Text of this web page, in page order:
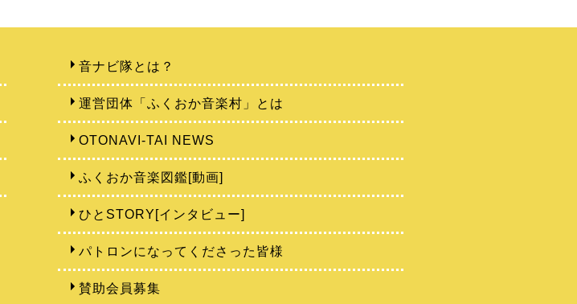
音ナビ隊とは？
運営団体「ふくおか音楽村」とは
OTONAVI-TAI NEWS
ふくおか音楽図鑑[動画]
ひとSTORY[インタビュー]
パトロンになってくださった皆様
賛助会員募集